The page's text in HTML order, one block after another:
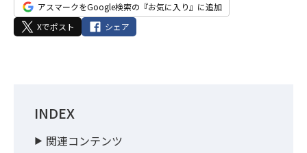
アスマークをGoogle検索の『お気に入り』に追加
Xでポスト
シェア
INDEX
関連コンテンツ